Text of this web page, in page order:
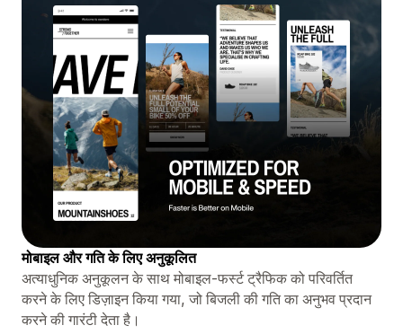
मोबाइल और गति के लिए अनुकूलित
अत्याधुनिक अनुकूलन के साथ मोबाइल-फर्स्ट ट्रैफिक को परिवर्तित
करने के लिए डिज़ाइन किया गया, जो बिजली की गति का अनुभव प्रदान
करने की गारंटी देता है।